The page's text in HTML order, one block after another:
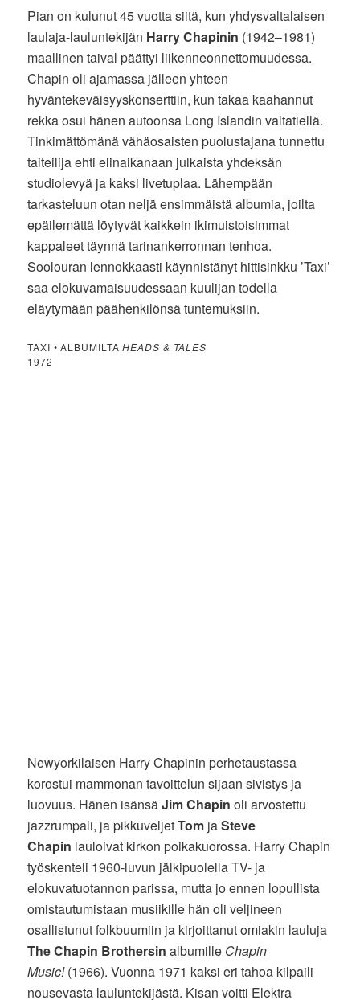
Pian on kulunut 45 vuotta siitä, kun yhdysvaltalaisen
laulaja-lauluntekijän Harry Chapinin (1942–1981)
maallinen taival päättyi liikenneonnettomuudessa.
Chapin oli ajamassa jälleen yhteen
hyväntekeväisyyskonserttiin, kun takaa kaahannut
rekka osui hänen autoonsa Long Islandin valtatiellä.
Tinkimättömänä vähäosaisten puolustajana tunnettu
taiteilija ehti elinaikanaan julkaista yhdeksän
studiolevyä ja kaksi livetuplaa. Lähempään
tarkasteluun otan neljä ensimmäistä albumia, joilta
epäilemättä löytyvät kaikkein ikimuistoisimmat
kappaleet täynnä tarinankerronnan tenhoa.
Soolouran lennokkaasti käynnistänyt hittisinkku ’Taxi’
saa elokuvamaisuudessaan kuulijan todella
eläytymään päähenkilönsä tuntemuksiin.
TAXI • ALBUMILTAHEADS & TALES
1972
Newyorkilaisen Harry Chapinin perhetaustassa
korostui mammonan tavoittelun sijaan sivistys ja
luovuus. Hänen isänsäJim Chapin oli arvostettu
jazzrumpali, ja pikkuveljetTom jaSteve
Chapin lauloivat kirkon poikakuorossa. Harry Chapin
työskenteli 1960-luvun jälkipuolella TV- ja
elokuvatuotannon parissa, mutta jo ennen lopullista
omistautumistaan musiikille hän oli veljineen
osallistunut folkbuumiin ja kirjoittanut omiakin lauluja
The Chapin Brothersin albumille Chapin
Music!(1966). Vuonna 1971 kaksi eri tahoa kilpaili
nousevasta lauluntekijästä. Kisan voitti Elektra